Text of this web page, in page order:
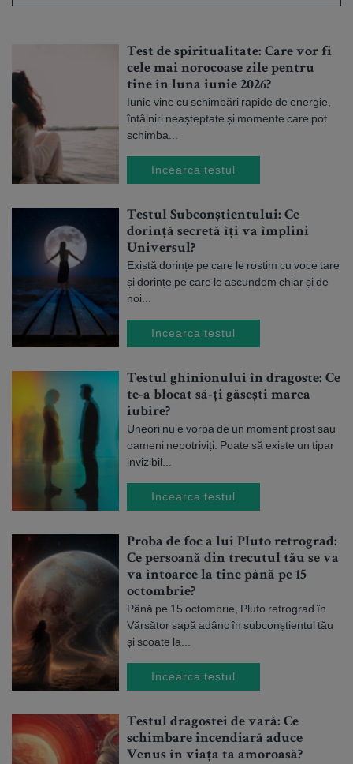
Test de spiritualitate: Care vor fi
cele mai norocoase zile pentru
tine în luna iunie 2026?
Iunie vine cu schimbări rapide de energie,
întâlniri neașteptate și momente care pot
schimba...
Incearca testul
Testul Subconștientului: Ce
dorință secretă îți va împlini
Universul?
Există dorințe pe care le rostim cu voce tare
și dorințe pe care le ascundem chiar și de
noi...
Incearca testul
Testul ghinionului în dragoste: Ce
te-a blocat să-ți găsești marea
iubire?
Uneori nu e vorba de un moment prost sau
oameni nepotriviți. Poate să existe un tipar
invizibil...
Incearca testul
Proba de foc a lui Pluto retrograd:
Ce persoană din trecutul tău se va
va întoarce la tine până pe 15
octombrie?
Până pe 15 octombrie, Pluto retrograd în
Vărsător sapă adânc în subconștientul tău
și scoate la...
Incearca testul
Testul dragostei de vară: Ce
schimbare incendiară aduce
Venus în viața ta amoroasă?